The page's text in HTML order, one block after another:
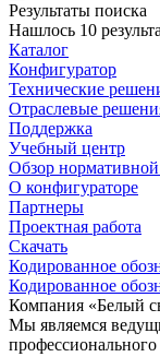
Результаты поиска
Нашлось 10
Каталог
Конфигуратор
Технические
Отраслевые
Поддержка
Учебный центр
Обзор
О конфигураторе
Партнеры
Проектная работа
Скачать
Кодированное
Кодированное
Компания «Белый
Мы являемся